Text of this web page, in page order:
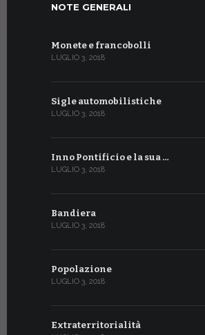
NOTE GENERALI
Monete e francobolli
LUGLIO 3, 2018
Sigle automobilistiche
LUGLIO 3, 2018
Inno Pontificio e la sua …
LUGLIO 3, 2018
Bandiera
LUGLIO 3, 2018
Popolazione
LUGLIO 3, 2018
Extraterritorialità